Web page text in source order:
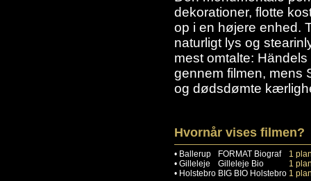
dekorationer, flotte
op i en højere enhed.
naturligt lys og
mest omtalte:
gennem filmen, mens
og dødsdømte
Hvornår vises filmen?
• Ballerup FORMAT Biograf
1
• Gilleleje Gilleleje Bio
1
• Holstebro BIG BIO Holstebro 1